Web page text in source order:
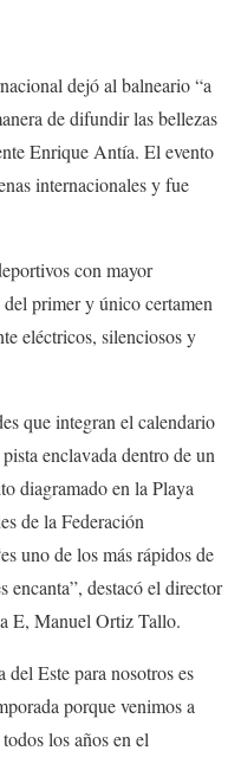
dejó al balneario “a
de difundir las bellezas
Enrique Antía. El evento
internacionales y fue
con mayor
primer y único certamen
eléctricos, silenciosos y
que integran el calendario
enclavada dentro de un
diagramado en la Playa
de la Federación
uno de los más rápidos de
encanta”, destacó el director
E, Manuel Ortiz Tallo.
Este para nosotros es
porque venimos a
los años en el